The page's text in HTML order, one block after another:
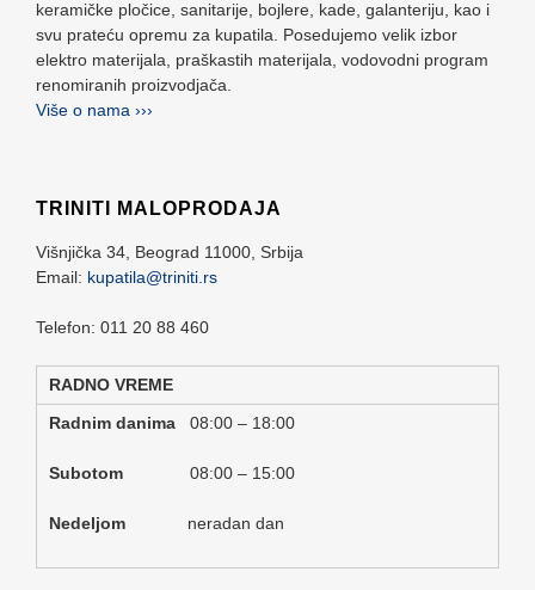
keramičke pločice, sanitarije, bojlere, kade, galanteriju, kao i
svu prateću opremu za kupatila. Posedujemo velik izbor
elektro materijala, praškastih materijala, vodovodni program
renomiranih proizvodjača.
Više o nama ›››
TRINITI MALOPRODAJA
Višnjička 34, Beograd 11000, Srbija
Email: kupatila@triniti.rs
Telefon: 011 20 88 460
RADNO VREME
Radnim danima 08:00 – 18:00
Subotom 08:00 – 15:00
Nedeljom neradan dan